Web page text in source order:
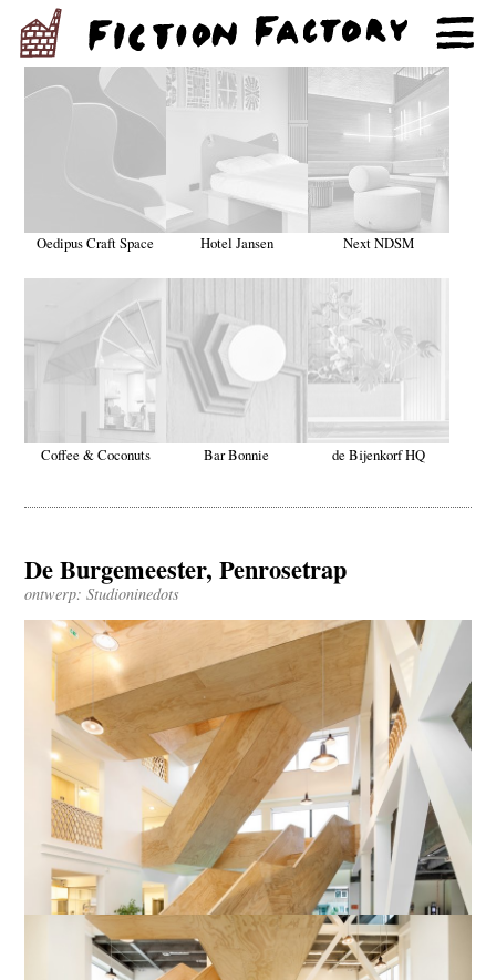
Oedipus Craft Space Hotel Jansen Next NDSM
Coffee & Coconuts Bar Bonnie de Bijenkorf HQ
De Burgemeester, Penrosetrap
ontwerp: Studioninedots